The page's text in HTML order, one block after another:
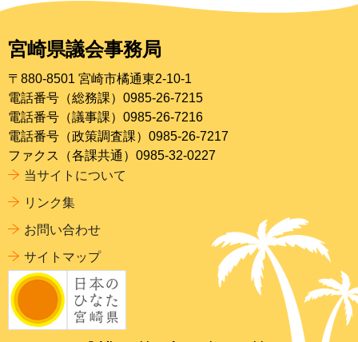
宮崎県議会事務局
〒880-8501 宮崎市橘通東2-10-1
電話番号（総務課）0985-26-7215
電話番号（議事課）0985-26-7216
電話番号（政策調査課）0985-26-7217
ファクス（各課共通）0985-32-0227
当サイトについて
リンク集
お問い合わせ
サイトマップ